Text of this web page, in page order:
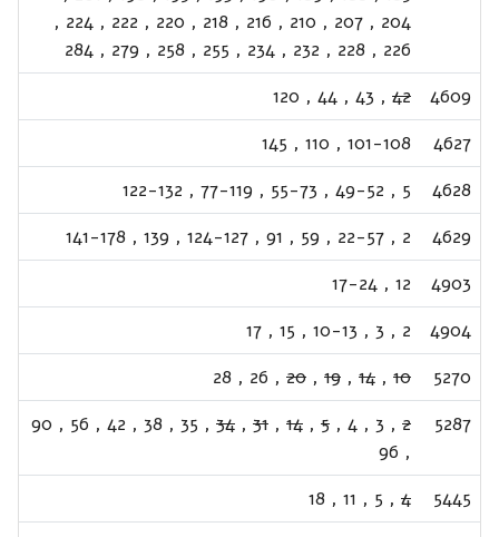
204
,
207
,
210
,
216
,
218
,
220
,
222
,
224
,
226
,
228
,
232
,
234
,
255
,
258
,
279
,
284
4609
42
,
43
,
44
,
120
4627
101-108
,
110
,
145
4628
5
,
49-52
,
55-73
,
77-119
,
122-132
4629
2
,
22-57
,
59
,
91
,
124-127
,
139
,
141-178
4903
12
,
17-24
4904
2
,
3
,
10-13
,
15
,
17
5270
10
,
14
,
19
,
20
,
26
,
28
5287
2
,
3
,
4
,
5
,
14
,
31
,
34
,
35
,
38
,
42
,
56
,
90
,
96
5445
4
,
5
,
11
,
18